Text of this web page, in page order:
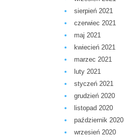
sierpień 2021
czerwiec 2021
maj 2021
kwiecień 2021
marzec 2021
luty 2021
styczeń 2021
grudzień 2020
listopad 2020
październik 2020
wrzesień 2020